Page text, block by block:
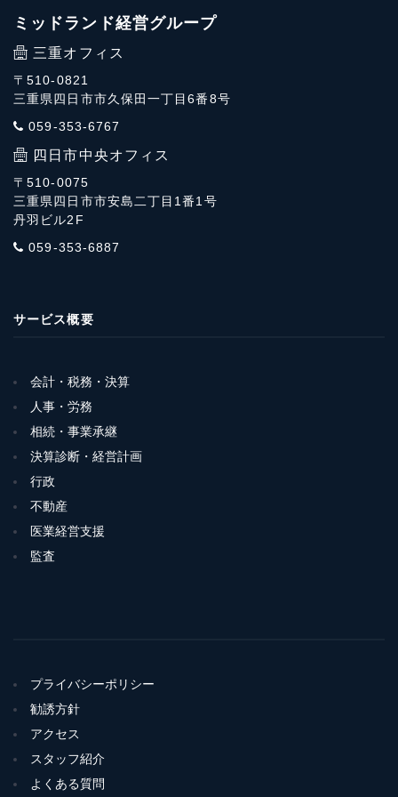
ミッドランド経営グループ
三重オフィス
〒510-0821
三重県四日市市久保田一丁目6番8号
059-353-6767
四日市中央オフィス
〒510-0075
三重県四日市市安島二丁目1番1号
丹羽ビル2F
059-353-6887
サービス概要
会計・税務・決算
人事・労務
相続・事業承継
決算診断・経営計画
行政
不動産
医業経営支援
監査
プライバシーポリシー
勧誘方針
アクセス
スタッフ紹介
よくある質問